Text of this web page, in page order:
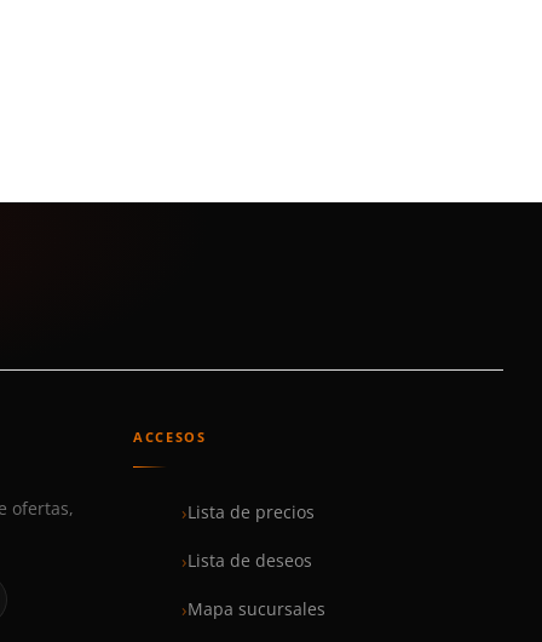
ofertas,
ACCESOS
Lista de precios
Lista de deseos
Mapa sucursales